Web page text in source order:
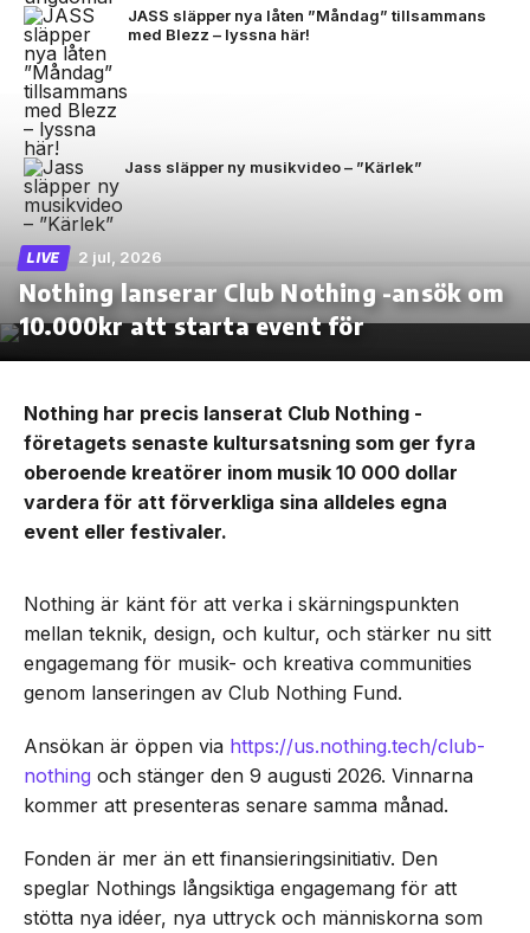
JASS släpper nya låten ”Måndag” tillsammans
med Blezz – lyssna här!
Jass släpper ny musikvideo – ”Kärlek”
LIVE 2 jul, 2026
Nothing lanserar Club Nothing -ansök om
10.000kr att starta event för
Nothing har precis lanserat Club Nothing -
företagets senaste kultursatsning som ger fyra
oberoende kreatörer inom musik 10 000 dollar
vardera för att förverkliga sina alldeles egna
event eller festivaler.
Nothing är känt för att verka i skärningspunkten
mellan teknik, design, och kultur, och stärker nu sitt
engagemang för musik- och kreativa communities
genom lanseringen av Club Nothing Fund.
Ansökan är öppen via https://us.nothing.tech/club-
nothing och stänger den 9 augusti 2026. Vinnarna
kommer att presenteras senare samma månad.
Fonden är mer än ett finansieringsinitiativ. Den
speglar Nothings långsiktiga engagemang för att
stötta nya idéer, nya uttryck och människorna som